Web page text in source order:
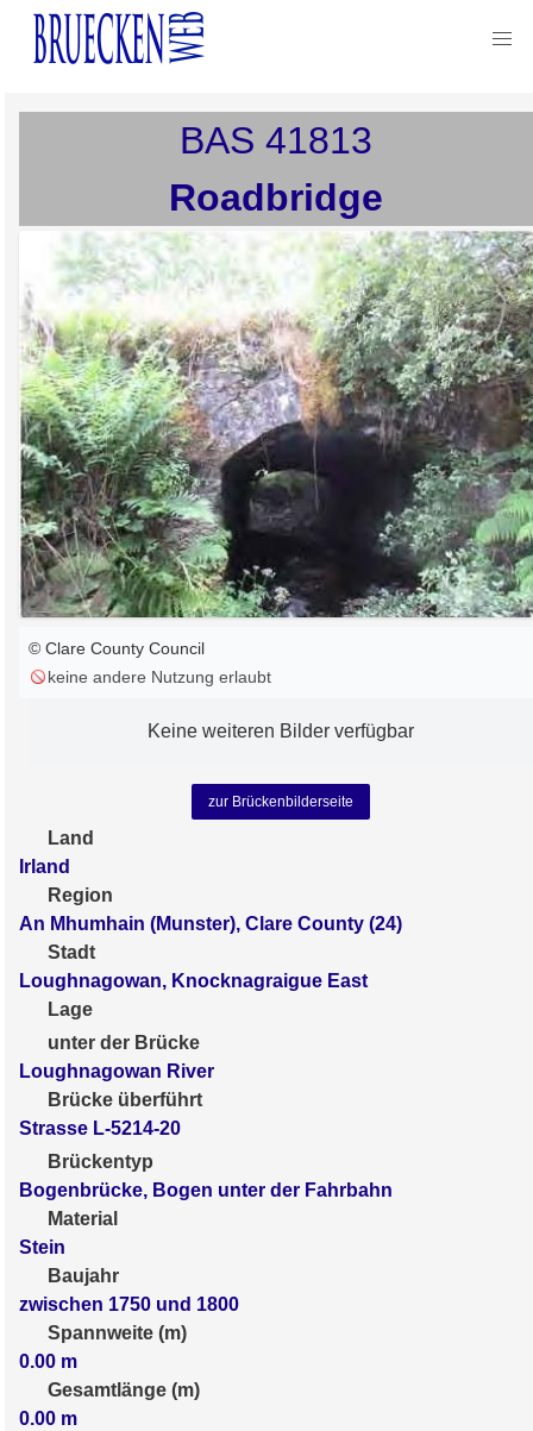
BAS 41813
Roadbridge
© Clare County Council
keine andere Nutzung erlaubt
Keine weiteren Bilder verfügbar
zur Brückenbilderseite
Land
Irland
Region
An Mhumhain (Munster), Clare County (24)
Stadt
Loughnagowan, Knocknagraigue East
Lage
unter der Brücke
Loughnagowan River
Brücke überführt
Strasse L-5214-20
Brückentyp
Bogenbrücke, Bogen unter der Fahrbahn
Material
Stein
Baujahr
zwischen 1750 und 1800
Spannweite (m)
0.00 m
Gesamtlänge (m)
0.00 m